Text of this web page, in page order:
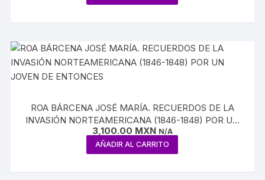
ROA BÁRCENA JOSÉ MARÍA. RECUERDOS DE LA
INVASIÓN NORTEAMERICANA (1846-1848) POR UN
JOVEN DE ENTONCES
3,100.00 MXN N/A
AÑADIR AL CARRITO